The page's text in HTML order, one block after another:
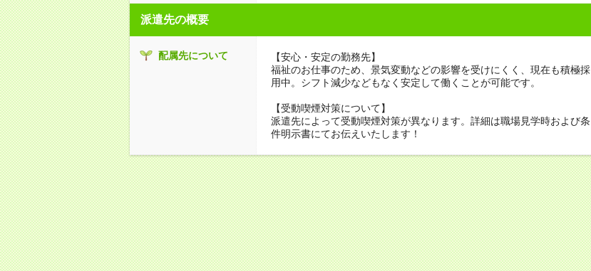
派遣先の概要
配属先について
【安心・安定の勤務先】
福祉のお仕事のため、景気変動などの影響を受けにくく、現在も積極採
用中。シフト減少などもなく安定して働くことが可能です。
【受動喫煙対策について】
派遣先によって受動喫煙対策が異なります。詳細は職場見学時および条
件明示書にてお伝えいたします！